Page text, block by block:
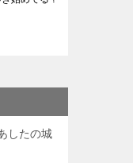
したの城